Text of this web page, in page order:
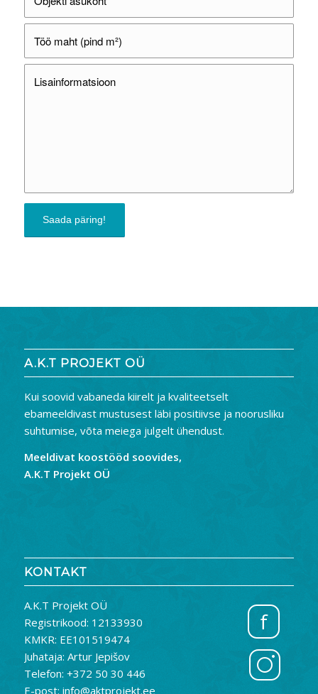
A.K.T PROJEKT OÜ
Kui soovid vabaneda kiirelt ja kvaliteetselt
ebameeldivast mustusest läbi positiivse ja noorusliku
suhtumise, võta meiega julgelt ühendust.
Meeldivat koostööd soovides,
A.K.T Projekt OÜ
KONTAKT
A.K.T Projekt OÜ
Registrikood: 12133930
KMKR: EE101519474
Juhataja: Artur Jepišov
Telefon: +372 50 30 446
E-post: info@aktprojekt.ee
f